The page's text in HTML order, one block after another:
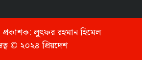
লুৎফর রহমান হিমেল
© ২০২৪ প্রিয়দেশ